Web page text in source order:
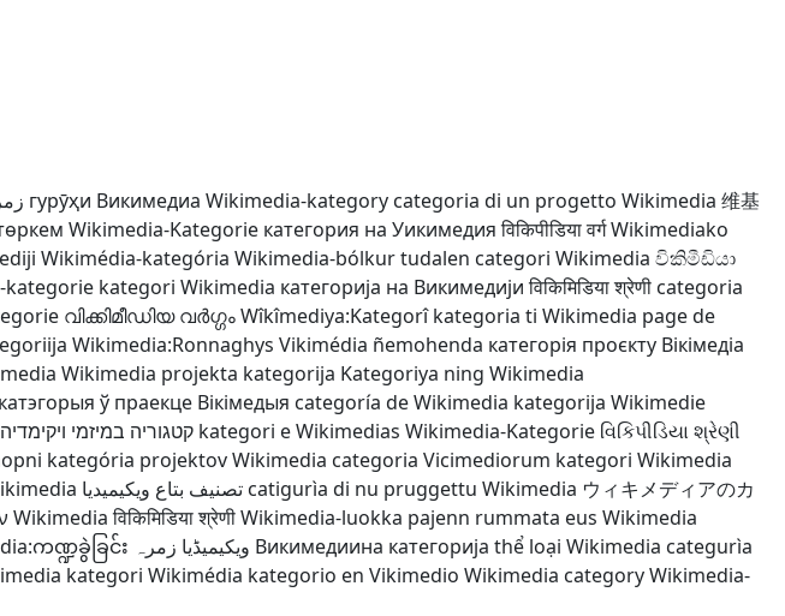
гурӯҳи Викимедиа Wikimedia-kategory categoria di un progetto Wikimedia 维基
Wikimedia-Kategorie категория на Уикимедия विकिपीडिया वर्गWikimediako
Wikimédia-kategória Wikimedia-bólkurtudalen categori Wikimedia විකිමීඩියා
kategorie kategori Wikimedia категорија на Викимедији विकिमिडिया श्रेणी categoria
വിക്കിമീഡിയ വർഗ്ഗംWîkîmediya:Kategorî kategoria ti Wikimedia page de
Wikimedia:Ronnaghys Vikimédia ñemohenda категорія проєкту Вікімедіа
Wikimedia projekta kategorija Kategoriya ning Wikimedia
катэгорыя ў праекце Вікімедыя categoría de Wikimedia kategorija Wikimedie
קטגוריה במיזמי ויקימדיה kategori e Wikimedias Wikimedia-Kategorie વિકિપીડિયા શ્રેણી
kategória projektov Wikimedia categoria Vicimediorum kategori Wikimedia
تصنيف بتاع ويكيميديا catigurìa di nu pruggettu Wikimedia ウィキメディアのカ
Wikimedia विकिमिडिया श्रेणीWikimedia-luokka pajenn rummata eus Wikimedia
ကဏ္ဍခွဲခြင်း ویکیمیڈیا زمرہ Викимедиина категорија thể loại Wikimedia categurìa
kategori Wikimédia kategorio en Vikimedio Wikimedia categoryWikimedia-